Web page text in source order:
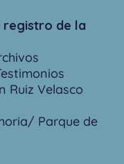
registro de la
Ruiz Velasco
Parque de